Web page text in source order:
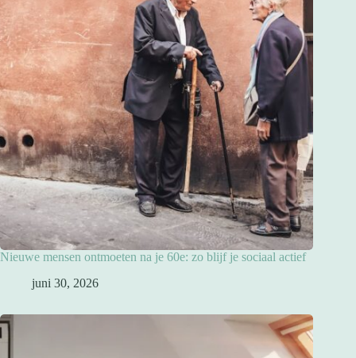
Nieuwe mensen ontmoeten na je 60e: zo blijf je sociaal actief
juni 30, 2026